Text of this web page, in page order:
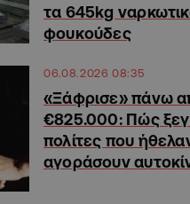
τα 645kg
φουκούδες
06.08.2026 08:35
«Ξάφρισε» πάνω
€825.000: Πώς
πολίτες που
αγοράσουν